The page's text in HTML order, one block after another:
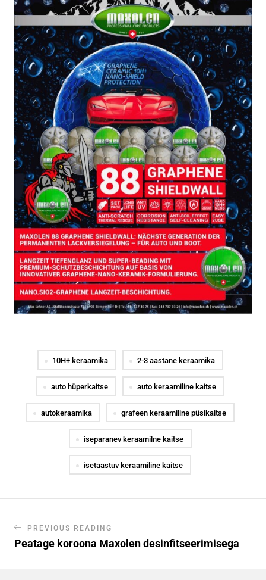
10H+ keraamika 2-3 aastane keraamika
auto hüperkaitse auto keraamiline kaitse
autokeraamika grafeen keraamiline püsikaitse
iseparanev keraamilne kaitse
isetaastuv keraamiline kaitse
PREVIOUS READING
Peatage koroona Maxolen desinfitseerimisega